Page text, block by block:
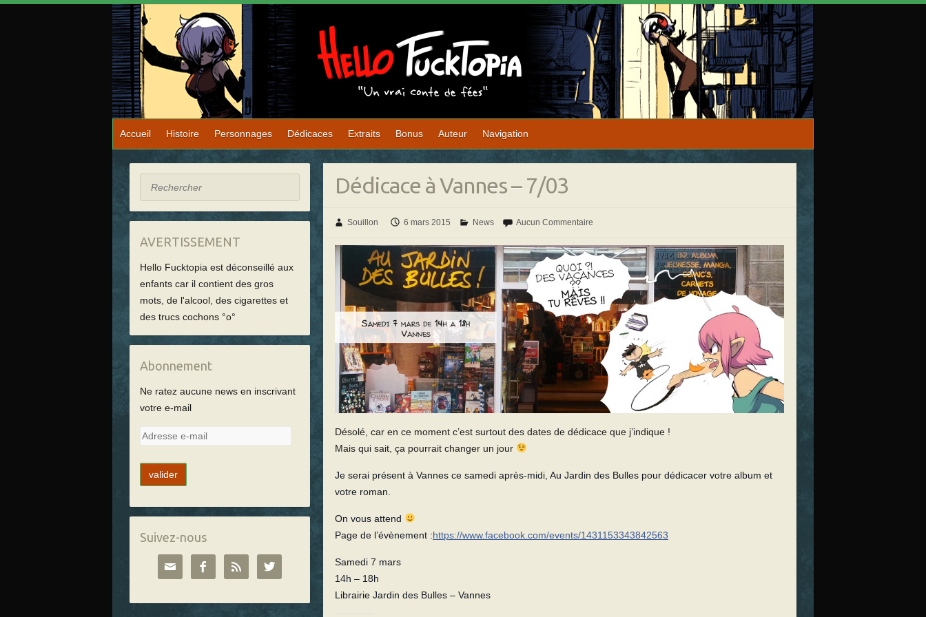
Accueil Histoire Personnages Dédicaces Extraits Bonus Auteur Navigation
Dédicace à Vannes – 7/03
Souillon 6 mars 2015 News Aucun Commentaire
Désolé, car en ce moment c’est surtout des dates de dédicace que j’indique !
Mais qui sait, ça pourrait changer un jour
Je serai présent à Vannes ce samedi après-midi, Au Jardin des Bulles pour dédicacer votre album et
votre roman.
On vous attend
Page de l’évènement :https://www.facebook.com/events/1431153343842563
Samedi 7 mars
14h – 18h
Librairie Jardin des Bulles – Vannes
Rechercher
AVERTISSEMENT
Hello Fucktopia est déconseillé aux
enfants car il contient des gros
mots, de l'alcool, des cigarettes et
des trucs cochons °o°
Abonnement
Ne ratez aucune news en inscrivant
votre e-mail
A
r
e
s
e
Suivez-nous
   